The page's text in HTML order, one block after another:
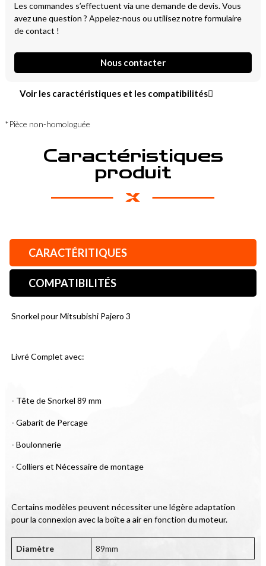
Les commandes s’effectuent via une demande de devis. Vous
avez une question ? Appelez-nous ou utilisez notre formulaire
de contact !
Nous contacter
Voir les caractéristiques et les compatibilités
*Pièce non-homologuée
Caractéristiques
produit
CARACTÉRITIQUES
COMPATIBILITÉS
Snorkel pour Mitsubishi Pajero 3
Livré Complet avec:
- Tête de Snorkel 89 mm
- Gabarit de Percage
- Boulonnerie
- Colliers et Nécessaire de montage
Certains modèles peuvent nécessiter une légère adaptation
pour la connexion avec la boîte a air en fonction du moteur.
Diamètre 89mm